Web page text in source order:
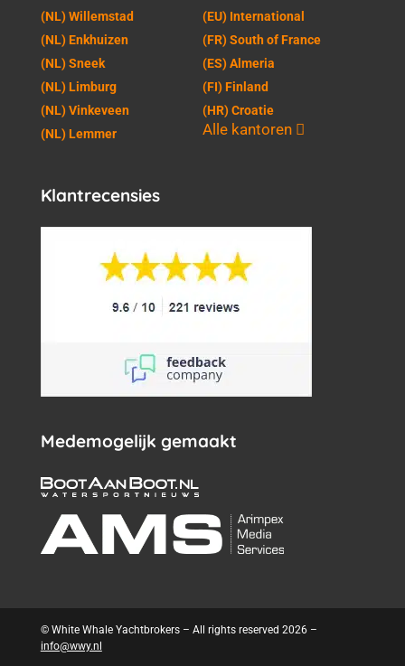
(NL) Willemstad
(NL) Enkhuizen
(NL) Sneek
(NL) Limburg
(NL) Vinkeveen
(NL) Lemmer
(EU) International
(FR) South of France
(ES) Almeria
(FI) Finland
(HR) Croatie
Alle kantoren
Klantrecensies
Medemogelijk gemaakt
© White Whale Yachtbrokers – All rights reserved 2026 –
info@wwy.nl